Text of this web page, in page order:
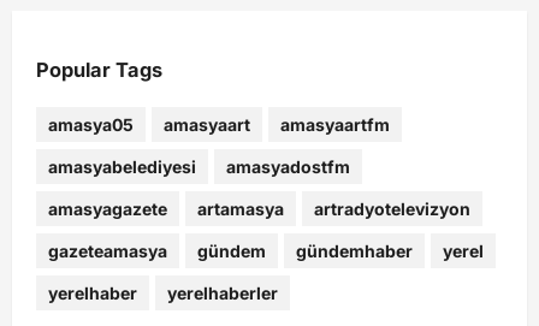
Popular Tags
amasya05 amasyaart amasyaartfm
amasyabelediyesi amasyadostfm
amasyagazete artamasya artradyotelevizyon
gazeteamasya gündem gündemhaber yerel
yerelhaber yerelhaberler